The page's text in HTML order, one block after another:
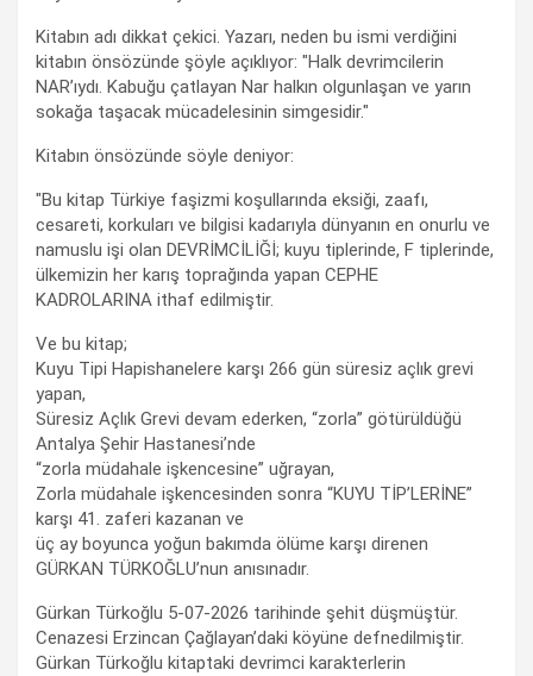
Kitabın adı dikkat çekici. Yazarı, neden bu ismi verdiğini
kitabın önsözünde şöyle açıklıyor: "Halk devrimcilerin
NAR’ıydı. Kabuğu çatlayan Nar halkın olgunlaşan ve yarın
sokağa taşacak mücadelesinin simgesidir."
Kitabın önsözünde söyle deniyor:
"Bu kitap Türkiye faşizmi koşullarında eksiği, zaafı,
cesareti, korkuları ve bilgisi kadarıyla dünyanın en onurlu ve
namuslu işi olan DEVRİMCİLİĞİ; kuyu tiplerinde, F tiplerinde,
ülkemizin her karış toprağında yapan CEPHE
KADROLARINA ithaf edilmiştir.
Ve bu kitap;
Kuyu Tipi Hapishanelere karşı 266 gün süresiz açlık grevi
yapan,
Süresiz Açlık Grevi devam ederken, “zorla” götürüldüğü
Antalya Şehir Hastanesi’nde
“zorla müdahale işkencesine” uğrayan,
Zorla müdahale işkencesinden sonra “KUYU TİP’LERİNE”
karşı 41. zaferi kazanan ve
üç ay boyunca yoğun bakımda ölüme karşı direnen
GÜRKAN TÜRKOĞLU’nun anısınadır.
Gürkan Türkoğlu 5-07-2026 tarihinde şehit düşmüştür.
Cenazesi Erzincan Çağlayan’daki köyüne defnedilmiştir.
Gürkan Türkoğlu kitaptaki devrimci karakterlerin